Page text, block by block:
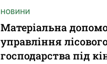
НОВИНИ
Матеріальна
управління
господарства під